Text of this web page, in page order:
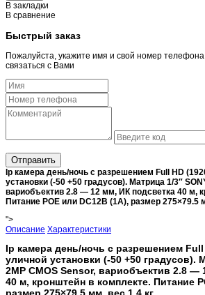
В закладки
В сравнение
Быстрый заказ
Пожалуйста, укажите имя и свой номер
связаться с Вами
Отправить
Ip камера день/ночь с разрешением Full HD
установки (-50 +50 градусов). Матрица 1/3″
вариобъектив 2.8 — 12 мм, ИК подсветка 40 м,
Питание POE или DC12В (1А), размер 275×79.5
">
Описание Характеристики
Ip камера день/ночь с разрешением Full
уличной установки (-50 +50 градусов).
2MP CMOS Sensor, вариобъектив 2.8 —
40 м, кронштейн в комплекте. Питание